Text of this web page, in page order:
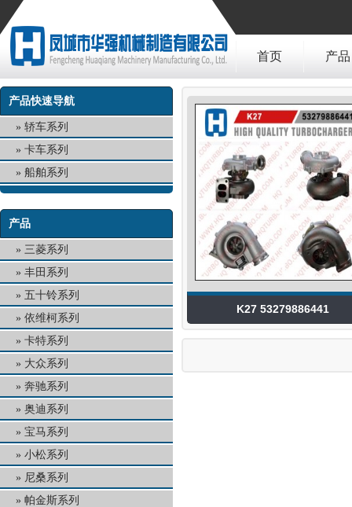
首页 产品
产品快速导航
轿车系列
卡车系列
船舶系列
产品
三菱系列
丰田系列
五十铃系列
依维柯系列
卡特系列
大众系列
奔驰系列
奥迪系列
宝马系列
小松系列
尼桑系列
帕金斯系列
K27 53279886441